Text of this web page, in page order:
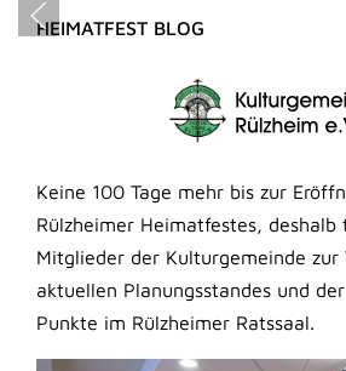
Mobile Menu Toggle
HEIMATFEST BLOG
Infoabend zum
Erstellt: 07. März 2024
Keine 100 Tage mehr bis zur
Rülzheimer Heimatfestes, deshalb
Mitglieder der Kulturgemeinde zur
aktuellen Planungsstandes und
Punkte im Rülzheimer Ratssaal.